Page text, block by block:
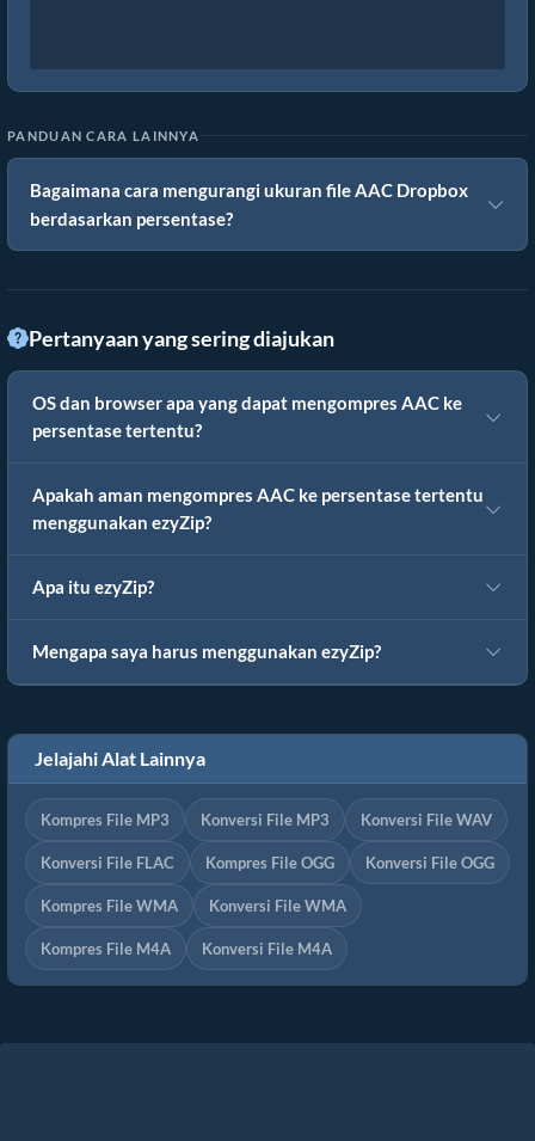
PANDUAN CARA LAINNYA
Bagaimana cara mengurangi ukuran file AAC Dropbox
berdasarkan persentase?
Pertanyaan yang sering diajukan
OS dan browser apa yang dapat mengompres AAC ke
persentase tertentu?
Apakah aman mengompres AAC ke persentase tertentu
menggunakan ezyZip?
Apa itu ezyZip?
Mengapa saya harus menggunakan ezyZip?
Jelajahi Alat Lainnya
Kompres File MP3 Konversi File MP3 Konversi File WAV
Konversi File FLAC Kompres File OGG Konversi File OGG
Kompres File WMA Konversi File WMA
Kompres File M4A Konversi File M4A